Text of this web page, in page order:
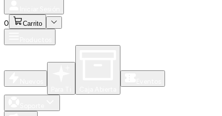
0 Carrito